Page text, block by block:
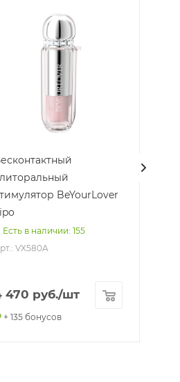
BeYourLover
Есть в наличии: 155
VX580A
470 руб./шт
+ 135 бонусов